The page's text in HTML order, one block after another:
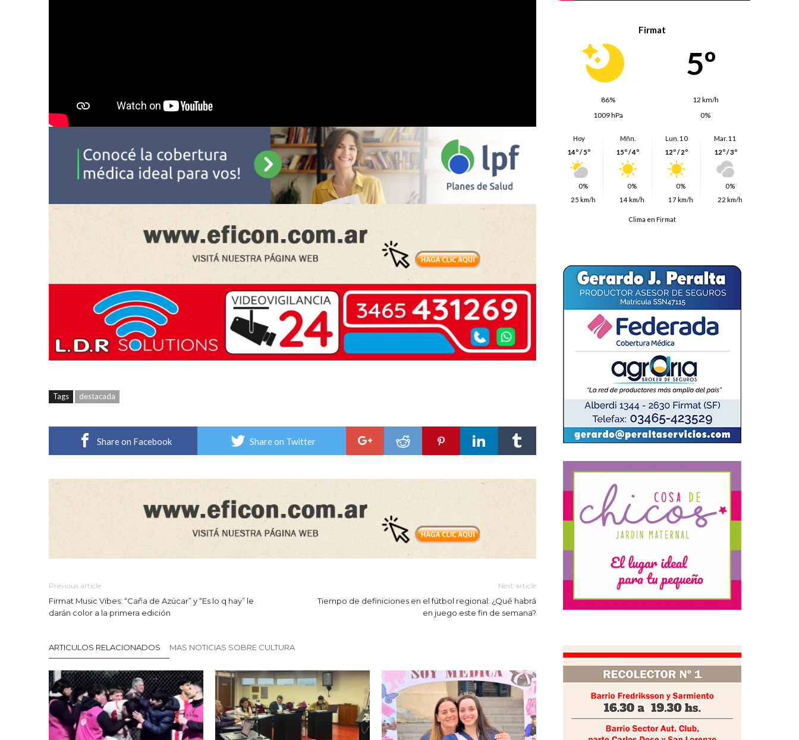
Tags destacada
Share on Facebook Share on Twitter
Previous article
Firmat Music Vibes: “Caña de Azúcar” y “Es lo q hay” le
darán color a la primera edición
Next article
Tiempo de definiciones en el fútbol regional: ¿Qué habrá
en juego este fin de semana?
ARTICULOS RELACIONADOS MAS NOTICIAS SOBRE CULTURA
Firmat
5º
86%
12 km/h
1009 hPa
0%
Hoy
14º / 5º
0%
25 km/h
Mñn.
15º / 4º
0%
14 km/h
Lun. 10
12º / 2º
0%
17 km/h
Mar. 11
12º / 3º
0%
22 km/h
Clima en Firmat